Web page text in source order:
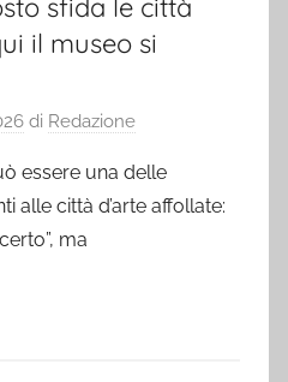
sfida le città
il museo si
di Redazione
essere una delle
alle città d’arte affollate:
ma